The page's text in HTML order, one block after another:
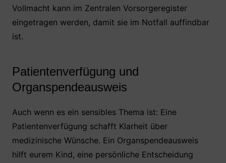
Vollmacht kann im Zentralen Vorsorgeregister
eingetragen werden, damit sie im Notfall auffindbar
ist.
Patientenverfügung und
Organspendeausweis
Auch wenn es ein sensibles Thema ist: Eine
Patientenverfügung schafft Klarheit über
medizinische Wünsche. Ein Organspendeausweis
hilft eurem Kind, eine persönliche Entscheidung